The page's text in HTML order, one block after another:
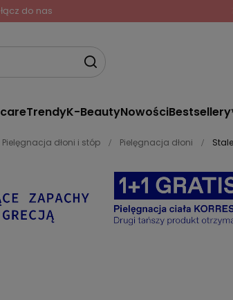
do nas
TrendyK-BeautyNowości
Pielęgnacja dłoni i stóp Pielęgnacja dłoni